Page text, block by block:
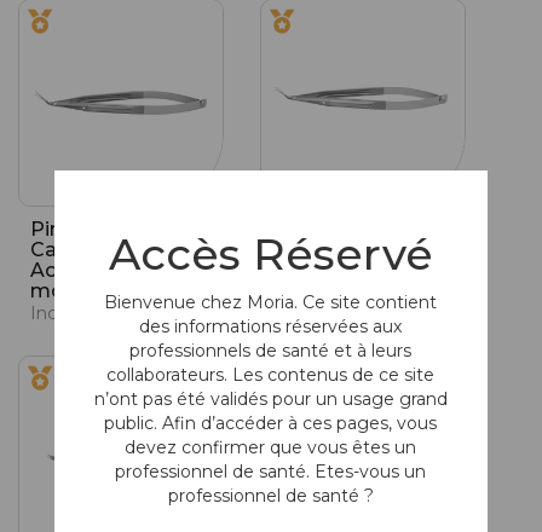
Pinces
Capsulorhexis à
Action Croisée,
modèle Utrata
Incision de 1,8 mm, action croisée
Capsulorhexis à
Action Croisée,
Pointe Dentelée
Accès Réservé
Bienvenue chez Moria. Ce site contient
des informations réservées aux
professionnels de santé et à leurs
collaborateurs. Les contenus de ce site
n’ont pas été validés pour un usage grand
public. Afin d’accéder à ces pages, vous
devez confirmer que vous êtes un
professionnel de santé. Etes-vous un
professionnel de santé ?